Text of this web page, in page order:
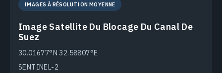
IMAGES À RÉSOLUTION MOYENNE
Image Satellite Du Blocage Du Canal De
Suez
30.01677°N 32.58807°E
SENTINEL-2